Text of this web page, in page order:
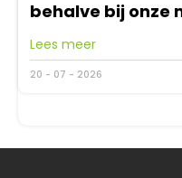
behalve bij onze
Lees meer
20 - 07 - 2026